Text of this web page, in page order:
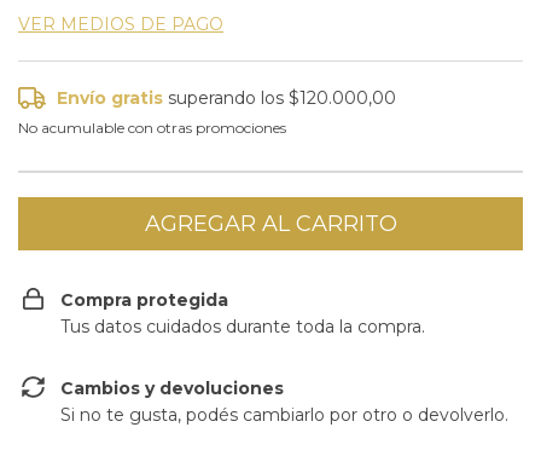
VER MEDIOS DE PAGO
Envío gratis superando los$120.000,00
No acumulable con otras promociones
Compra protegida
Tus datos cuidados durante toda la compra.
Cambios y devoluciones
Si no te gusta, podés cambiarlo por otro o devolverlo.